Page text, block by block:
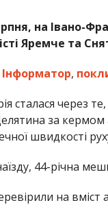
на Івано-
Яремче та
Інформатор,
сталася через
за кермом
швидкості
44-річна
на вміст